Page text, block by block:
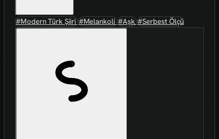
#Modern Türk Şiiri#Melankoli#Aşk#Serbest Ölçü